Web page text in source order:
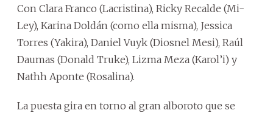
Con Clara Franco (Lacristina), Ricky Recalde (Mi-
Ley), Karina Doldán (como ella misma), Jessica
Torres (Yakira), Daniel Vuyk (Diosnel Mesi), Raúl
Daumas (Donald Truke), Lizma Meza (Karol’i) y
Nathh Aponte (Rosalina).
La puesta gira en torno al gran alboroto que se